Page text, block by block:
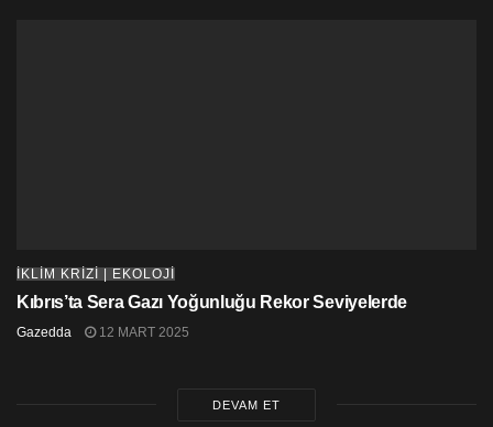
İKLİM KRİZİ | EKOLOJİ
Kıbrıs’ta Sera Gazı Yoğunluğu Rekor Seviyelerde
Gazedda 12 MART 2025
DEVAM ET